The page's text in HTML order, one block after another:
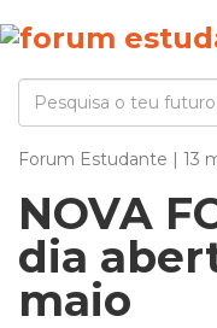
Forum Estudante | 13
NOVA
dia
maio